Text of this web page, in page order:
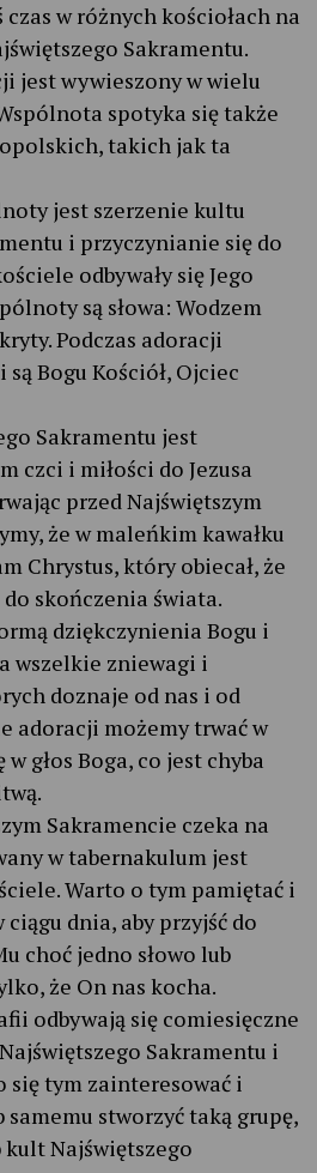
w różnych kościołach na
Sakramentu.
jest wywieszony w wielu
spotyka się także
takich jak ta
jest szerzenie kultu
i przyczynianie się do
odbywały się Jego
są słowa: Wodzem
Podczas adoracji
Bogu Kościół, Ojciec
Sakramentu jest
czci i miłości do Jezusa
przed Najświętszym
że w maleńkim kawałku
Chrystus, który obiecał, że
skończenia świata.
dziękczynienia Bogu i
wszelkie zniewagi i
doznaje od nas i od
adoracji możemy trwać w
głos Boga, co jest chyba
Sakramencie czeka na
w tabernakulum jest
Warto o tym pamiętać i
dnia, aby przyjść do
choć jedno słowo lub
że On nas kocha.
odbywają się comiesięczne
Sakramentu i
tym zainteresować i
stworzyć taką grupę,
kult Najświętszego